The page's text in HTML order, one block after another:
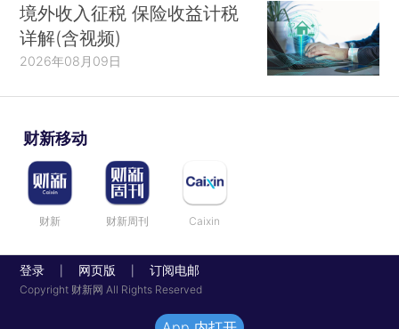
境外收入征税 保险收益计税
详解(含视频)
2026年08月09日
财新移动
财新 财新周刊 Caixin
登录 网页版 订阅电邮
Copyright 财新网 All Rights Reserved